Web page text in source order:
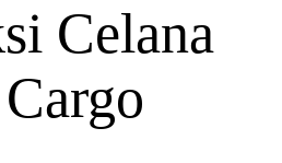
Celana